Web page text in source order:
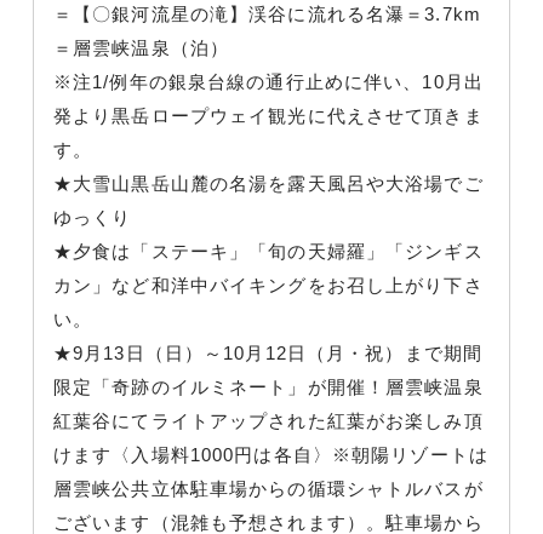
＝【〇銀河流星の滝】渓谷に流れる名瀑＝3.7km
＝層雲峡温泉（泊）
※注1/例年の銀泉台線の通行止めに伴い、10月出
発より黒岳ロープウェイ観光に代えさせて頂きま
す。
★大雪山黒岳山麓の名湯を露天風呂や大浴場でご
ゆっくり
★夕食は「ステーキ」「旬の天婦羅」「ジンギス
カン」など和洋中バイキングをお召し上がり下さ
い。
★9月13日（日）～10月12日（月・祝）まで期間
限定「奇跡のイルミネート」が開催！層雲峡温泉
紅葉谷にてライトアップされた紅葉がお楽しみ頂
けます〈入場料1000円は各自〉※朝陽リゾートは
層雲峡公共立体駐車場からの循環シャトルバスが
ございます（混雑も予想されます）。駐車場から